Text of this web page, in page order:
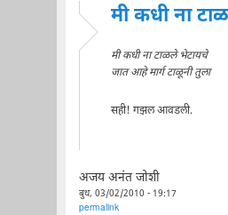
मी कधी ना
मी कधी ना टाळले भेटायचे
जात आहे मार्ग टाळूनी तुला
सही! गझल आवडली.
अजय अनंत जोशी
बुध, 03/02/2010 - 19:17
permalink